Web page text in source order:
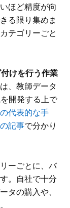
ほど精度が向
る限り集めま
テゴリーごと
けを行う作業
、教師データ
開発する上で
代表的な手
記事で分かり
ーごとに、バ
。自社で十分
タの購入や、